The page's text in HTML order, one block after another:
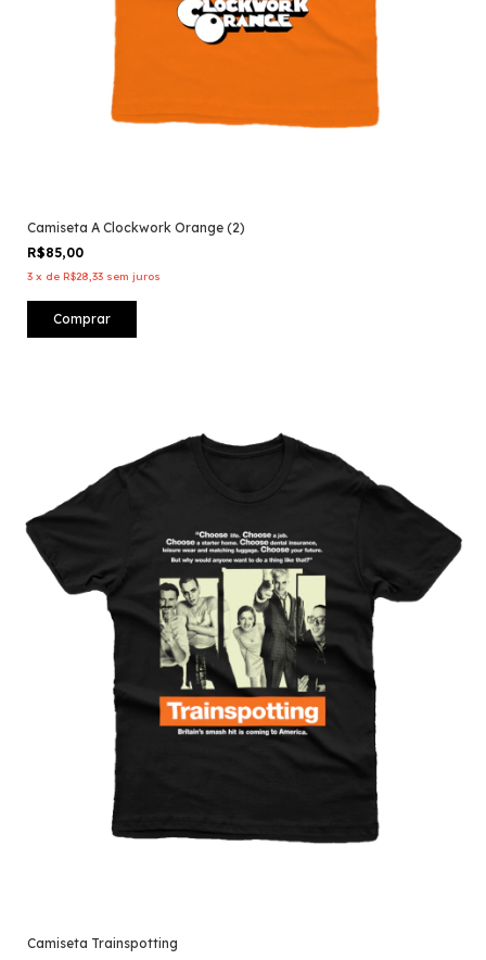
Camiseta A Clockwork Orange (2)
R$85,00
3 x de R$28,33 sem juros
Comprar
Camiseta Trainspotting